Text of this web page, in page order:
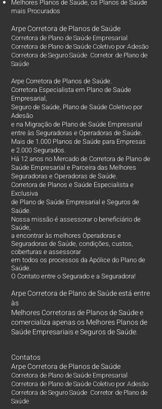
Melhores Planos de Saúde, os Planos de Saúde
mais Procurados​
Arpe Corretora de Planos de Saúde
Corretora de Plano de Saúde Empresarial
Corretora de Plano de Saúde Coletivo por Adesão
Corretora de Seguro Saúde Corretor de Plano de
Saúde
Arpe Corretora de Planos de Saúde.
Corretora Especialista em Plano de Saúde
Empresarial,
Seguro de Saúde, Plano de Saúde Coletivo por
Adesão
e na Migração de Plano de Saúde Empresarial
entre às Seguradoras e Operadoras de Saúde.
Mais de 1.000 Planos de Saúde para Empresas
e 2.000 Segurados.
Há 12 anos no Mercado de Corretora de Plano de
Saúde Empresarial e Parceira das Melhores
Seguradoras e Operadoras de Saúde.
Corretora de Planos e Saúde Especialista e
Exclusiva
de Plano de Saúde Empresarial e Seguros de
Saúde.
Nossa missão é assessorar o beneficiário de
Saúde,
a encontrar às melhores Operadoras e
Seguradoras de Saúde, condições, custos,
coberturas e assessorar
em todos os processos da Apólice do Plano de
Saúde.
O Contato entre o Segurado e a Seguradora!
Arpe Corretora de Plano de Saúde está entre
às
Melhores Corretorasde Planos de Saúde e
comercializa apenas os Melhores Planos de
Saúde Empresariais e Seguros de Saúde.
Contatos
Arpe Corretora de Planos de Saúde
Corretora de Plano de Saúde Empresarial
Corretora de Plano de Saúde Coletivo por Adesão
Corretora de Seguro Saúde Corretor de Plano de
Saúde